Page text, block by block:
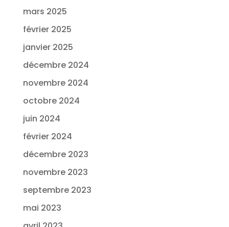
mars 2025
février 2025
janvier 2025
décembre 2024
novembre 2024
octobre 2024
juin 2024
février 2024
décembre 2023
novembre 2023
septembre 2023
mai 2023